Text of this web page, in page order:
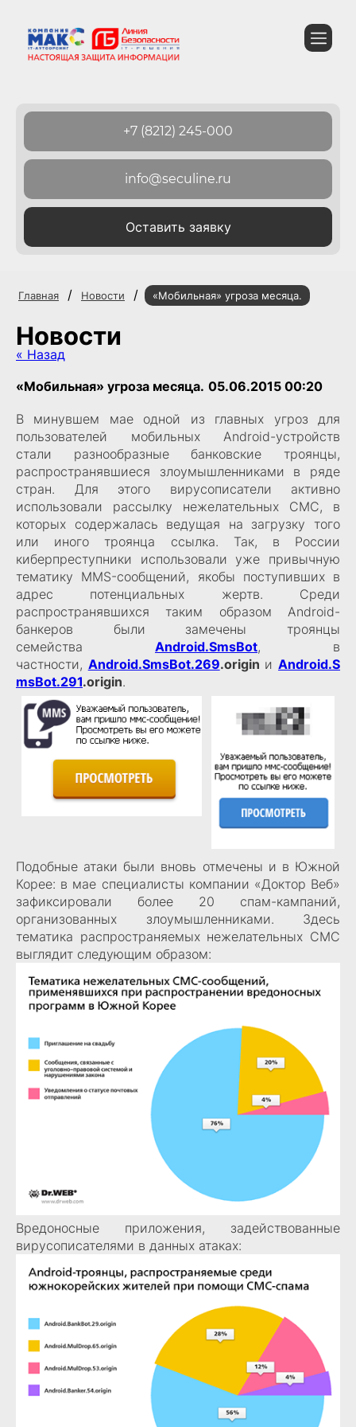
+7 (8212) 245-000
info@seculine.ru
Оставить заявку
Главная / Новости / «Мобильная» угроза месяца.
Новости
« Назад
«Мобильная» угроза месяца. 05.06.2015 00:20
В минувшем мае одной из главных угроз для
пользователей мобильных Android-устройств
стали разнообразные банковские троянцы,
распространявшиеся злоумышленниками в ряде
стран. Для этого вирусописатели активно
использовали рассылку нежелательных СМС, в
которых содержалась ведущая на загрузку того
или иного троянца ссылка. Так, в России
киберпреступники использовали уже привычную
тематику MMS-сообщений, якобы поступивших в
адрес потенциальных жертв. Среди
распространявшихся таким образом Android-
банкеров были замечены троянцы
семейства Android.SmsBot, в
частности, Android.SmsBot.269.origin иAndroid.S
msBot.291.origin.
Подобные атаки были вновь отмечены и в Южной
Корее: в мае специалисты компании «Доктор Веб»
зафиксировали более 20 спам-кампаний,
организованных злоумышленниками. Здесь
тематика распространяемых нежелательных СМС
выглядит следующим образом:
Вредоносные приложения, задействованные
вирусописателями в данных атаках: